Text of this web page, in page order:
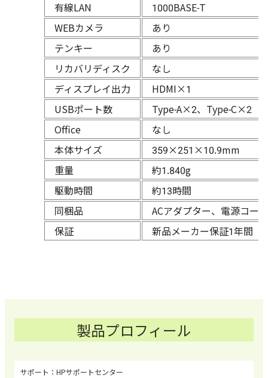
有線LAN
1000BASE-T
WEBカメラ
あり
テンキー
あり
リカバリディスク
なし
ディスプレイ出力
HDMI×1
USBポート数
Type-A×2、Type-C×2
Office
なし
本体サイズ
359×251×10.9mm
重量
約1.840g
駆動時間
約13時間
同梱品
ACアダプター、電源コー
保証
新品メーカー保証1年間
製品プロフィール
HPサポートセンター